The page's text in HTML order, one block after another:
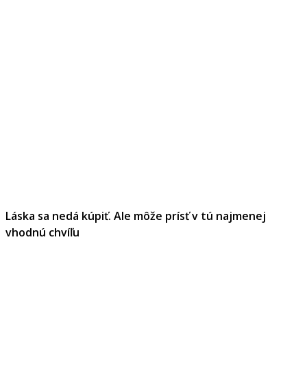
Láska sa nedá kúpiť. Ale môže prísť v tú najmenej
vhodnú chvíľu